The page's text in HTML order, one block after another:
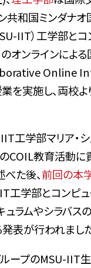
共和国ミンダナ
IIT）工学部と
オンラインによ
Online
を実施し、両校
工学部マリア・
COIL教育活動
た後、前回の本
工学部とコンピュ
ュラムやシラバス
表が行われまし
ープのMSU-IIT生